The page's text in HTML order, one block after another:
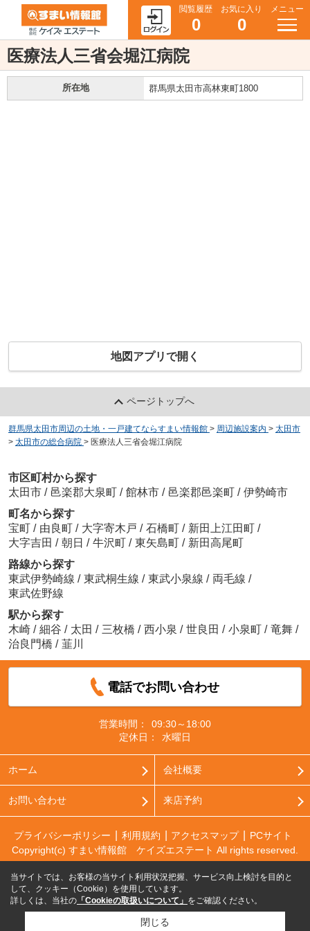
閲覧履歴
0
お気に入り
0
メニュー
医療法人三省会堀江病院
所在地 群馬県太田市高林東町1800
地図アプリで開く
ページトップへ
群馬県太田市周辺の土地・一戸建てならすまい情報館 > 周辺施設案内 > 太田市
> 太田市の総合病院 > 医療法人三省会堀江病院
市区町村から探す
太田市 / 邑楽郡大泉町 / 館林市 / 邑楽郡邑楽町 / 伊勢崎市
町名から探す
宝町 / 由良町 / 大字寄木戸 / 石橋町 / 新田上江田町 /
大字吉田 / 朝日 / 牛沢町 / 東矢島町 / 新田高尾町
路線から探す
東武伊勢崎線 / 東武桐生線 / 東武小泉線 / 両毛線 /
東武佐野線
駅から探す
木崎 / 細谷 / 太田 / 三枚橋 / 西小泉 / 世良田 / 小泉町 / 竜舞 /
治良門橋 / 韮川
電話でお問い合わせ
営業時間：
09:30～18:00
定休日：
水曜日
ホーム 会社概要
お問い合わせ 来店予約
プライバシーポリシー 利用規約 アクセスマップ
PCサイト
Copyright(c) すまい情報館 ケイズエステート All rights reserved.
当サイトでは、お客様の当サイト利用状況把握、サービス向上検討を目的と
して、クッキー（Cookie）を使用しています。
詳しくは、当社の 「Cookieの取扱いについて」 をご確認ください。
閉じる